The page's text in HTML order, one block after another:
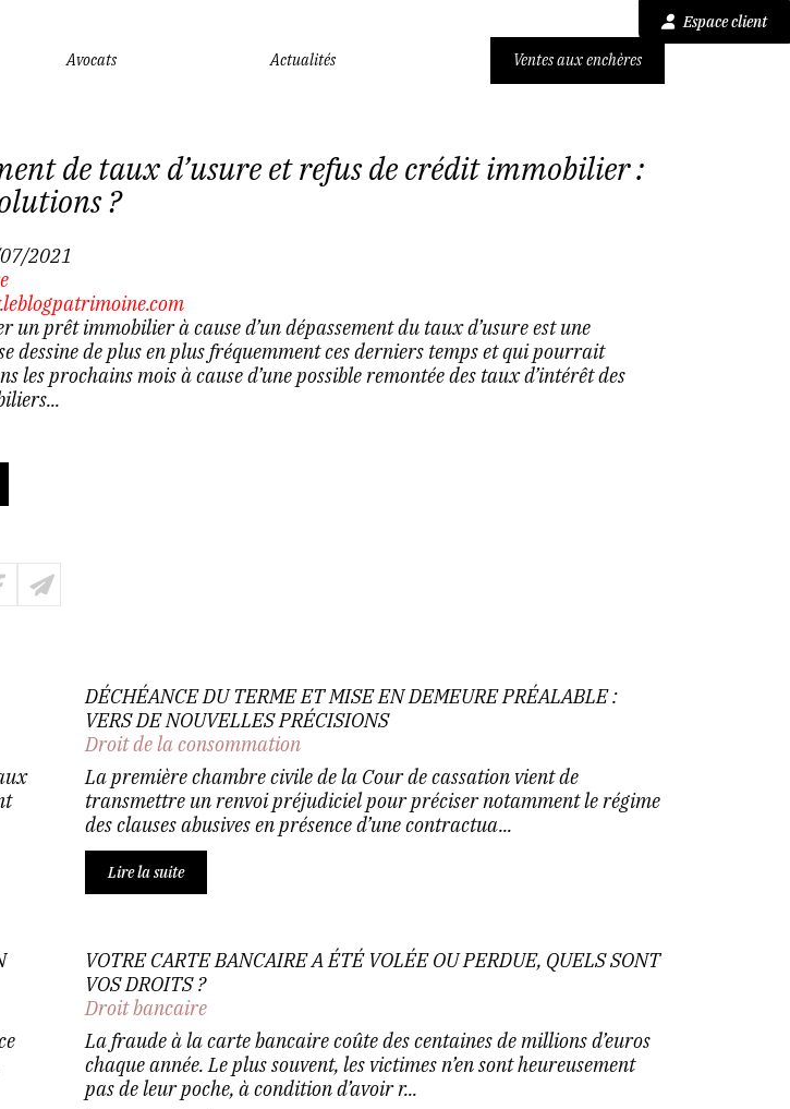
Espace client
Avocats Actualités Ventes aux enchères
de taux d’usure et refus de crédit immobilier :
?
2021
un prêt immobilier à cause d’un dépassement du taux d’usure est une
dessine de plus en plus fréquemment ces derniers temps et qui pourrait
les prochains mois à cause d’une possible remontée des taux d’intérêt des
DÉCHÉANCE DU TERME ET MISE EN DEMEURE PRÉALABLE :
VERS DE NOUVELLES PRÉCISIONS
Droit de la consommation
La première chambre civile de la Cour de cassation vient de
transmettre un renvoi préjudiciel pour préciser notamment le régime
des clauses abusives en présence d’une contractua...
Lire la suite
VOTRE CARTE BANCAIRE A ÉTÉ VOLÉE OU PERDUE, QUELS SONT
VOS DROITS ?
Droit bancaire
La fraude à la carte bancaire coûte des centaines de millions d’euros
chaque année. Le plus souvent, les victimes n’en sont heureusement
pas de leur poche, à condition d’avoir r...